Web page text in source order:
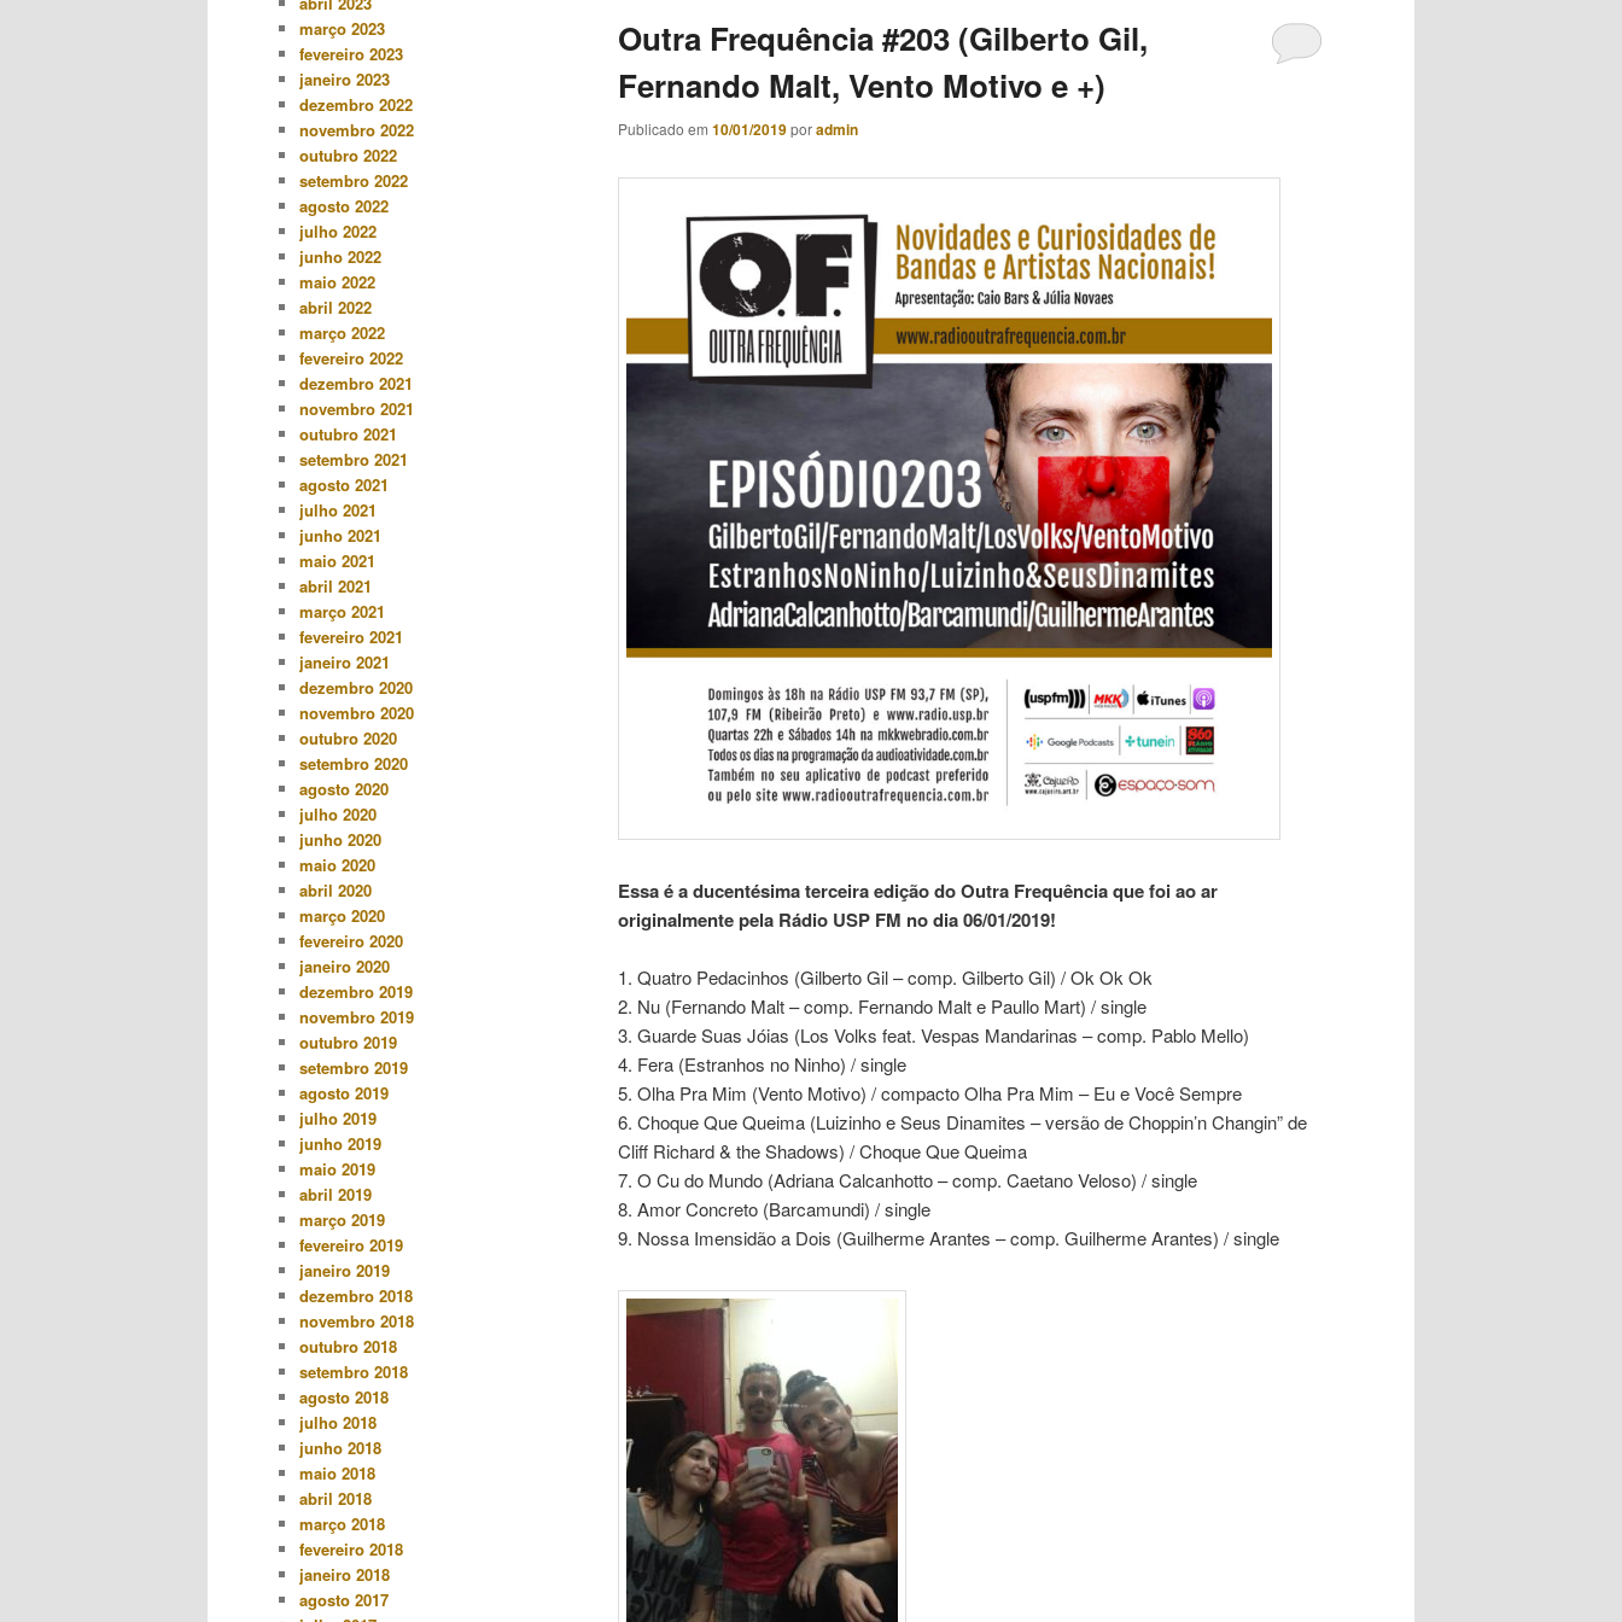
Outra Frequência #203 (Gilberto Gil,
Fernando Malt, Vento Motivo e +)
Publicado em 10/01/2019poradmin
Essa é a ducentésima terceira edição do Outra Frequência que foi ao ar
originalmente pela Rádio USP FM no dia 06/01/2019!
1. Quatro Pedacinhos (Gilberto Gil – comp. Gilberto Gil) / Ok Ok Ok
2. Nu (Fernando Malt – comp. Fernando Malt e Paullo Mart) / single
3. Guarde Suas Jóias (Los Volks feat. Vespas Mandarinas – comp. Pablo Mello)
4. Fera (Estranhos no Ninho) / single
5. Olha Pra Mim (Vento Motivo) / compacto Olha Pra Mim – Eu e Você Sempre
6. Choque Que Queima (Luizinho e Seus Dinamites – versão de Choppin’n Changin” de
Cliff Richard & the Shadows) / Choque Que Queima
7. O Cu do Mundo (Adriana Calcanhotto – comp. Caetano Veloso) / single
8. Amor Concreto (Barcamundi) / single
9. Nossa Imensidão a Dois (Guilherme Arantes – comp. Guilherme Arantes) / single
março 2023
fevereiro 2023
janeiro 2023
dezembro 2022
novembro 2022
outubro 2022
setembro 2022
agosto 2022
julho 2022
junho 2022
maio 2022
abril 2022
março 2022
fevereiro 2022
dezembro 2021
novembro 2021
outubro 2021
setembro 2021
agosto 2021
julho 2021
junho 2021
maio 2021
abril 2021
março 2021
fevereiro 2021
janeiro 2021
dezembro 2020
novembro 2020
outubro 2020
setembro 2020
agosto 2020
julho 2020
junho 2020
maio 2020
abril 2020
março 2020
fevereiro 2020
janeiro 2020
dezembro 2019
novembro 2019
outubro 2019
setembro 2019
agosto 2019
julho 2019
junho 2019
maio 2019
abril 2019
março 2019
fevereiro 2019
janeiro 2019
dezembro 2018
novembro 2018
outubro 2018
setembro 2018
agosto 2018
julho 2018
junho 2018
maio 2018
abril 2018
março 2018
fevereiro 2018
janeiro 2018
agosto 2017